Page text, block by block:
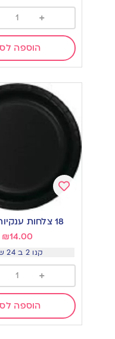
+
הוספה
18 צלחות ענקיות-שחור
₪14.00
קנו 2 ב 24 שח
+
הוספה